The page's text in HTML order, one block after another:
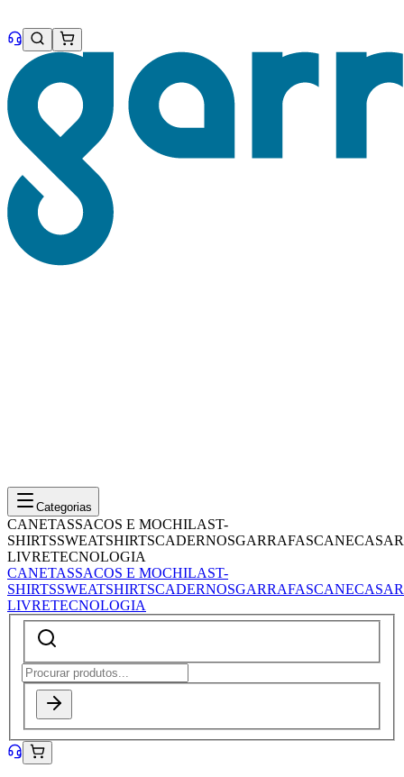
Categorias
CANETASSACOS E MOCHILAST-
SHIRTSSWEATSHIRTSCADERNOSGARRAFASCANECASAR
LIVRETECNOLOGIA
CANETASSACOS E MOCHILAST-
SHIRTSSWEATSHIRTSCADERNOSGARRAFASCANECASAR
LIVRETECNOLOGIA